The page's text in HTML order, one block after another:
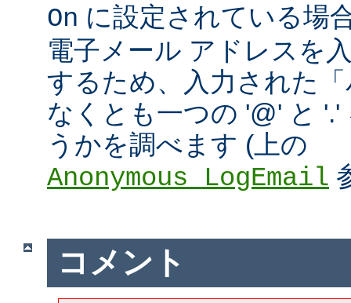
On に設定されている場
電子メール アドレスを
するため、入力された
なくとも一つの '@' と
うかを調べます (上の
Anonymous_LogEmail
コメント